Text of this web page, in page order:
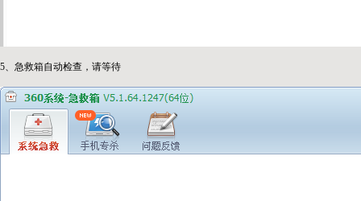
5、急救箱自动检查，请等待